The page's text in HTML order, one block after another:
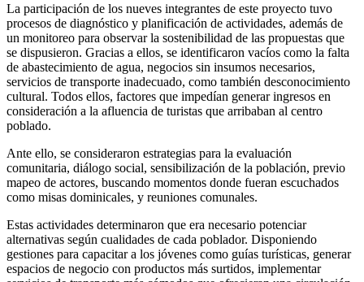
La participación de los nueves integrantes de este proyecto tuvo
procesos de diagnóstico y planificación de actividades, además de
un monitoreo para observar la sostenibilidad de las propuestas que
se dispusieron. Gracias a ellos, se identificaron vacíos como la falta
de abastecimiento de agua, negocios sin insumos necesarios,
servicios de transporte inadecuado, como también desconocimiento
cultural. Todos ellos, factores que impedían generar ingresos en
consideración a la afluencia de turistas que arribaban al centro
poblado.
Ante ello, se consideraron estrategias para la evaluación
comunitaria, diálogo social, sensibilización de la población, previo
mapeo de actores, buscando momentos donde fueran escuchados
como misas dominicales, y reuniones comunales.
Estas actividades determinaron que era necesario potenciar
alternativas según cualidades de cada poblador. Disponiendo
gestiones para capacitar a los jóvenes como guías turísticas, generar
espacios de negocio con productos más surtidos, implementar